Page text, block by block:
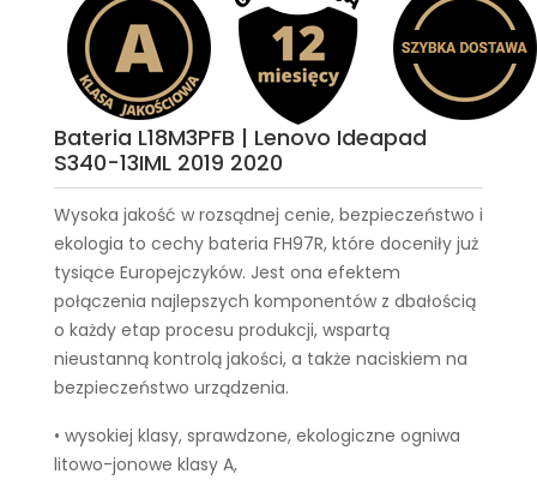
Bateria L18M3PFB | Lenovo Ideapad
S340-13IML 2019 2020
Wysoka jakość w rozsądnej cenie, bezpieczeństwo i
ekologia to cechy bateria FH97R, które doceniły już
tysiące Europejczyków. Jest ona efektem
połączenia najlepszych komponentów z dbałością
o każdy etap procesu produkcji, wspartą
nieustanną kontrolą jakości, a także naciskiem na
bezpieczeństwo urządzenia.
• wysokiej klasy, sprawdzone, ekologiczne ogniwa
litowo-jonowe klasy A,